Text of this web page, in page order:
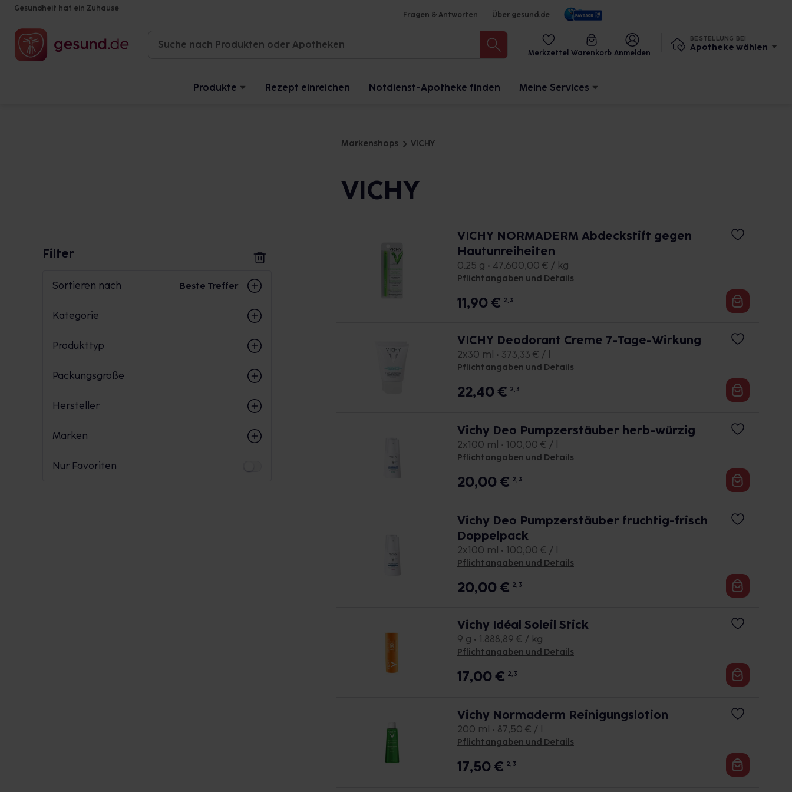
Gesundheit hat ein Zuhause
Fragen & Antworten Über gesund.de
Merkzettel Warenkorb Anmelden
BESTELLUNG BEI
Apotheke wählen
Produkte Rezept einreichen Notdienst-Apotheke finden Meine Services
Filter
Sortieren nach Beste Treffer
Kategorie
Produkttyp
Packungsgröße
Hersteller
Marken
Nur Favoriten
Markenshops VICHY
VICHY
VICHY NORMADERM Abdeckstift gegen
Hautunreiheiten
0.25 g • 47.600,00 € / kg
Pflichtangaben und Details
11,90€ 2, 3
VICHY Deodorant Creme 7-Tage-Wirkung
2x30 ml • 373,33 € / l
Pflichtangaben und Details
22,40€ 2, 3
Vichy Deo Pumpzerstäuber herb-würzig
2x100 ml • 100,00 € / l
Pflichtangaben und Details
20,00€ 2, 3
Vichy Deo Pumpzerstäuber fruchtig-frisch
Doppelpack
2x100 ml • 100,00 € / l
Pflichtangaben und Details
20,00€ 2, 3
Vichy Idéal Soleil Stick
9 g • 1.888,89 € / kg
Pflichtangaben und Details
17,00€ 2, 3
Vichy Normaderm Reinigungslotion
200 ml • 87,50 € / l
Pflichtangaben und Details
17,50€ 2, 3